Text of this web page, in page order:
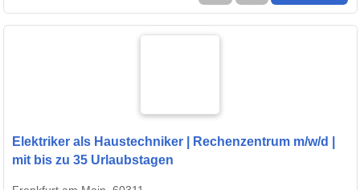
Elektriker als Haustechniker | Rechenzentrum m/w/d |
mit bis zu 35 Urlaubstagen